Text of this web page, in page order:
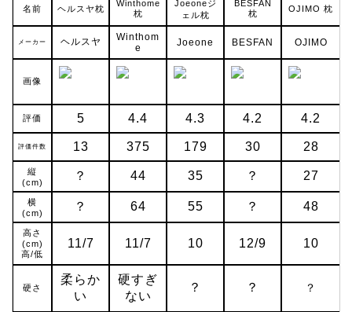
名前 ヘルスヤ枕
Winthome
枕
Joeoneジ
ェル枕
BESFAN
枕
OJIMO 枕
メーカー ヘルスヤ
Winthom
e
Joeone BESFAN OJIMO
画像
評価 5 4.4 4.3 4.2 4.2
評価件数 13 375 179 30 28
縦
(cm)
？ 44 35 ？ 27
横
(cm)
？ 64 55 ？ 48
高さ
(cm)
高/低
11/7 11/7 10 12/9 10
硬さ
柔らか
い
硬すぎ
ない
？ ？ ？